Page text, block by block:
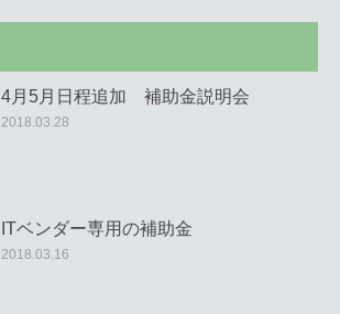
4月5月日程追加 補助金説明会
2018.03.28
ITベンダー専用の補助金
2018.03.16